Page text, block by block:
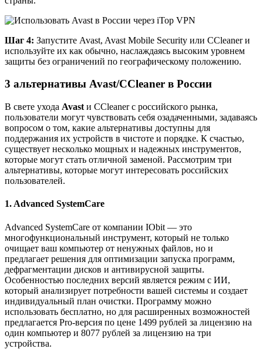
Шаг 4: Запустите Avast, Avast Mobile Security или CCleaner и
используйте их как обычно, наслаждаясь высоким уровнем
защиты без ограничений по географическому положению.
3 альтернативы Avast/CCleaner в России
В свете ухода Avast и CCleaner с российского рынка,
пользователи могут чувствовать себя озадаченными, задаваясь
вопросом о том, какие альтернативы доступны для
поддержания их устройств в чистоте и порядке. К счастью,
существует несколько мощных и надежных инструментов,
которые могут стать отличной заменой. Рассмотрим три
альтернативы, которые могут интересовать российских
пользователей.
1. Advanced SystemCare
Advanced SystemCare от компании IObit — это
многофункциональный инструмент, который не только
очищает ваш компьютер от ненужных файлов, но и
предлагает решения для оптимизации запуска программ,
дефрагментации дисков и антивирусной защиты.
Особенностью последних версий является режим с ИИ,
который анализирует потребности вашей системы и создает
индивидуальный план очистки. Программу можно
использовать бесплатно, но для расширенных возможностей
предлагается Pro-версия по цене 1499 рублей за лицензию на
один компьютер и 8077 рублей за лицензию на три
устройства.